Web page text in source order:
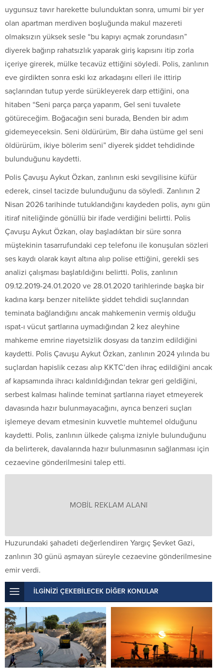
uygunsuz tavır harekette bulunduktan sonra, umumi bir yer
olan apartman merdiven boşluğunda makul mazereti
olmaksızın yüksek sesle “bu kapıyı açmak zorundasın”
diyerek bağırıp rahatsızlık yaparak giriş kapısını itip zorla
içeriye girerek, mülke tecavüz ettiğini söyledi. Polis, zanlının
eve girdikten sonra eski kız arkadaşını elleri ile ittirip
saçlarından tutup yerde sürükleyerek darp ettiğini, ona
hitaben “Seni parça parça yaparım, Gel seni tuvalete
götüreceğim. Boğacağın seni burada, Benden bir adım
gidemeyeceksin. Seni öldürürüm, Bir daha üstüme gel seni
öldürürüm, ikiye bölerim seni” diyerek şiddet tehdidinde
bulunduğunu kaydetti.
Polis Çavuşu Aykut Özkan, zanlının eski sevgilisine küfür
ederek, cinsel tacizde bulunduğunu da söyledi. Zanlının 2
Nisan 2026 tarihinde tutuklandığını kaydeden polis, aynı gün
itiraf niteliğinde gönüllü bir ifade verdiğini belirtti. Polis
Çavuşu Aykut Özkan, olay başladıktan bir süre sonra
müştekinin tasarrufundaki cep telefonu ile konuşulan sözleri
ses kaydı olarak kayıt altına alıp polise ettiğini, gerekli ses
analizi çalışması başlatıldığını belirtti. Polis, zanlının
09.12.2019-24.01.2020 ve 28.01.2020 tarihlerinde başka bir
kadına karşı benzer nitelikte şiddet tehdidi suçlarından
teminata bağlandığını ancak mahkemenin vermiş olduğu
ıspat-ı vücut şartlarına uymadığından 2 kez aleyhine
mahkeme emrine riayetsizlik dosyası da tanzim edildiğini
kaydetti. Polis Çavuşu Aykut Özkan, zanlının 2024 yılında bu
suçlardan hapislik cezası alıp KKTC’den ihraç edildiğini ancak
af kapsamında ihracı kaldırıldığından tekrar geri geldiğini,
serbest kalması halinde teminat şartlarına riayet etmeyerek
davasında hazır bulunmayacağını, ayrıca benzeri suçları
işlemeye devam etmesinin kuvvetle muhtemel olduğunu
kaydetti. Polis, zanlının ülkede çalışma izniyle bulunduğunu
da belirterek, davalarında hazır bulunmasının sağlanması için
cezaevine gönderilmesini talep etti.
MOBİL REKLAM ALANI
Huzurundaki şahadeti değerlendiren Yargıç Şevket Gazi,
zanlının 30 günü aşmayan süreyle cezaevine gönderilmesine
emir verdi.
İLGİNİZİ ÇEKEBİLECEK DİĞER KONULAR